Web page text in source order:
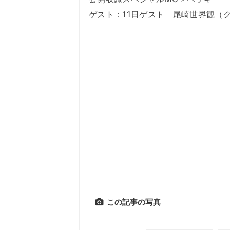
ゲスト：11日ゲスト 尾崎世界観（ク
この記事の写真